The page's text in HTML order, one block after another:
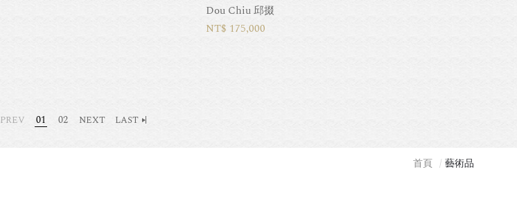
Dou Chiu 邱掇
NT$ 175,000
PREV 01 02 NEXT LAST
首頁 藝術品